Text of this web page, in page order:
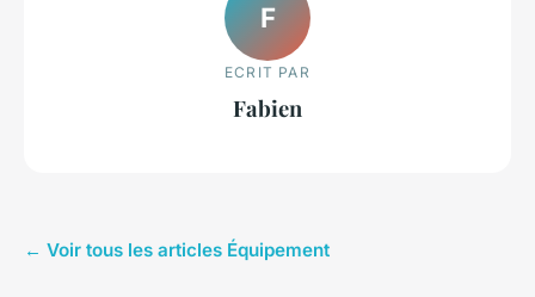
F
ECRIT PAR
Fabien
← Voir tous les articles Équipement